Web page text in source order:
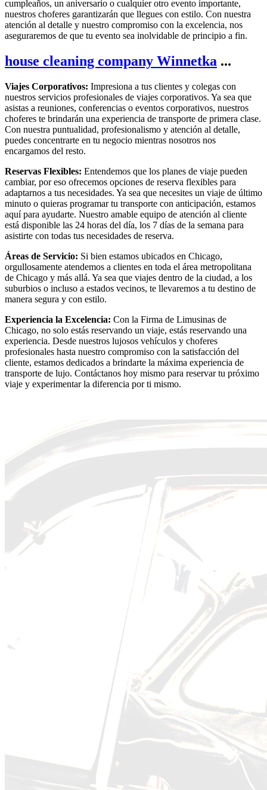
cumpleaños, un aniversario o cualquier otro evento importante,
nuestros choferes garantizarán que llegues con estilo. Con nuestra
atención al detalle y nuestro compromiso con la excelencia, nos
aseguraremos de que tu evento sea inolvidable de principio a fin.
house cleaning company Winnetka ...
Viajes Corporativos: Impresiona a tus clientes y colegas con
nuestros servicios profesionales de viajes corporativos. Ya sea que
asistas a reuniones, conferencias o eventos corporativos, nuestros
choferes te brindarán una experiencia de transporte de primera clase.
Con nuestra puntualidad, profesionalismo y atención al detalle,
puedes concentrarte en tu negocio mientras nosotros nos
encargamos del resto.
Reservas Flexibles: Entendemos que los planes de viaje pueden
cambiar, por eso ofrecemos opciones de reserva flexibles para
adaptarnos a tus necesidades. Ya sea que necesites un viaje de último
minuto o quieras programar tu transporte con anticipación, estamos
aquí para ayudarte. Nuestro amable equipo de atención al cliente
está disponible las 24 horas del día, los 7 días de la semana para
asistirte con todas tus necesidades de reserva.
Áreas de Servicio: Si bien estamos ubicados en Chicago,
orgullosamente atendemos a clientes en toda el área metropolitana
de Chicago y más allá. Ya sea que viajes dentro de la ciudad, a los
suburbios o incluso a estados vecinos, te llevaremos a tu destino de
manera segura y con estilo.
Experiencia la Excelencia: Con la Firma de Limusinas de
Chicago, no solo estás reservando un viaje, estás reservando una
experiencia. Desde nuestros lujosos vehículos y choferes
profesionales hasta nuestro compromiso con la satisfacción del
cliente, estamos dedicados a brindarte la máxima experiencia de
transporte de lujo. Contáctanos hoy mismo para reservar tu próximo
viaje y experimentar la diferencia por ti mismo.